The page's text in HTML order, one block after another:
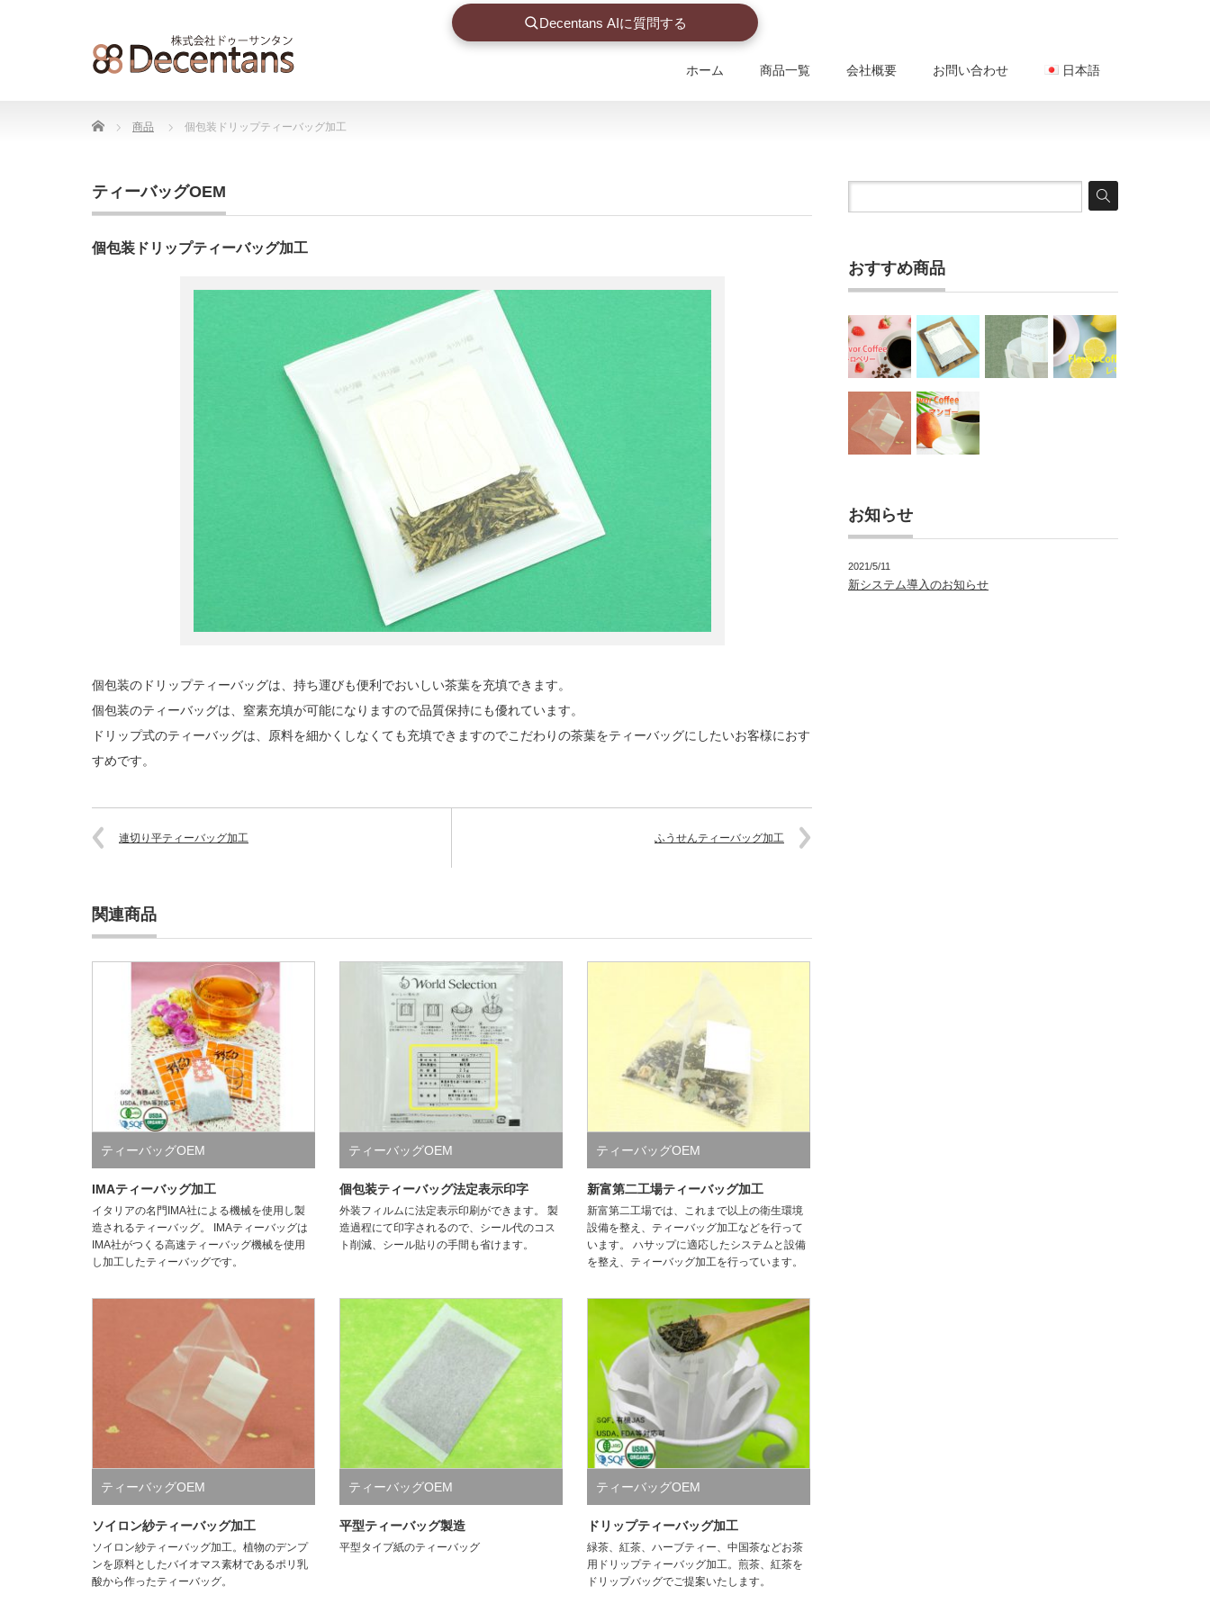
ホーム 商品一覧 会社概要 お問い合わせ 日本語
Decentans AIに質問する
Home 商品 個包装ドリップティーバッグ加工
ティーバッグOEM
個包装ドリップティーバッグ加工
個包装のドリップティーバッグは、持ち運びも便利でおいしい茶葉を充填できます。
個包装のティーバッグは、窒素充填が可能になりますので品質保持にも優れています。
ドリップ式のティーバッグは、原料を細かくしなくても充填できますのでこだわりの茶葉をティーバッグにしたいお客様におす
すめです。
連切り平ティーバッグ加工 ふうせんティーバッグ加工
関連商品
ティーバッグOEM
IMAティーバッグ加工
イタリアの名門IMA社による機械を使用し製
造されるティーバッグ。 IMAティーバッグは
IMA社がつくる高速ティーバッグ機械を使用
し加工したティーバッグです。
ティーバッグOEM
個包装ティーバッグ法定表示印字
外装フィルムに法定表示印刷ができます。 製
造過程にて印字されるので、シール代のコス
ト削減、シール貼りの手間も省けます。
ティーバッグOEM
新富第二工場ティーバッグ加工
新富第二工場では、これまで以上の衛生環境
設備を整え、ティーバッグ加工などを行って
います。 ハサップに適応したシステムと設備
を整え、ティーバッグ加工を行っています。
ティーバッグOEM
ソイロン紗ティーバッグ加工
ソイロン紗ティーバッグ加工。植物のデンプ
ンを原料としたバイオマス素材であるポリ乳
酸から作ったティーバッグ。
ティーバッグOEM
平型ティーバッグ製造
平型タイプ紙のティーバッグ
ティーバッグOEM
ドリップティーバッグ加工
緑茶、紅茶、ハーブティー、中国茶などお茶
用ドリップティーバッグ加工。煎茶、紅茶を
ドリップバッグでご提案いたします。
おすすめ商品
お知らせ
2021/5/11
新システム導入のお知らせ